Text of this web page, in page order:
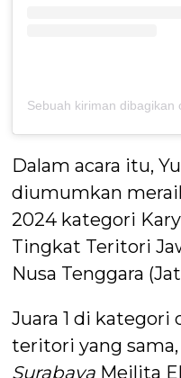
Dalam acara itu,
diumumkan
2024 kategori
Tingkat Teritori
Nusa Tenggara
Juara 1 di
teritori yang
Surabaya Meilita